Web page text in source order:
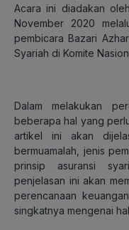
Acara ini diadakan
November 2020
pembicara Bazari
Syariah di Komite
Dalam melakukan
beberapa hal yang
artikel ini akan
bermuamalah, jenis
prinsip asuransi
penjelasan ini akan
perencanaan
singkatnya mengenai